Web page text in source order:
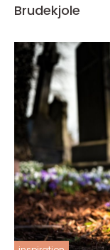
Brudekjole